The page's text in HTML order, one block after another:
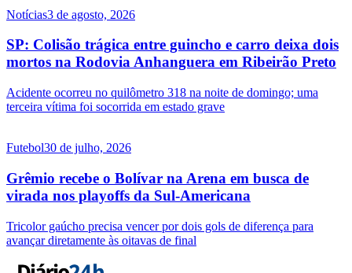
Notícias3 de agosto, 2026
SP: Colisão trágica entre guincho e carro deixa dois
mortos na Rodovia Anhanguera em Ribeirão Preto
Acidente ocorreu no quilômetro 318 na noite de domingo; uma
terceira vítima foi socorrida em estado grave
Futebol30 de julho, 2026
Grêmio recebe o Bolívar na Arena em busca de
virada nos playoffs da Sul-Americana
Tricolor gaúcho precisa vencer por dois gols de diferença para
avançar diretamente às oitavas de final